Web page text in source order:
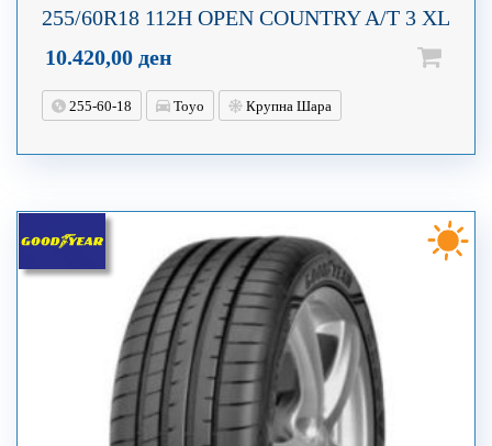
255/60R18 112H OPEN COUNTRY A/T 3 XL
10.420,00 ден
255-60-18 Toyo Крупна Шара